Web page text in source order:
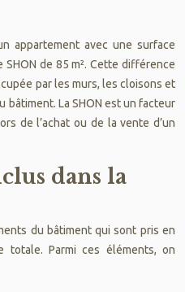
appartement avec une surface
SHON de 85 m². Cette différence
par les murs, les cloisons et
La SHON est un facteur
de l’achat ou de la vente d’un
dans la
du bâtiment qui sont pris en
totale. Parmi ces éléments, on